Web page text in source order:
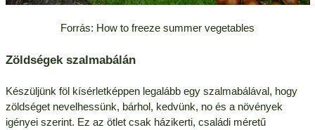
Forrás: How to freeze summer vegetables
Zöldségek szalmabálán
Készüljünk föl kísérletképpen legalább egy szalmabálával, hogy
zöldséget nevelhessünk, bárhol, kedvünk, no és a növények
igényei szerint. Ez az ötlet csak házikerti, családi méretű